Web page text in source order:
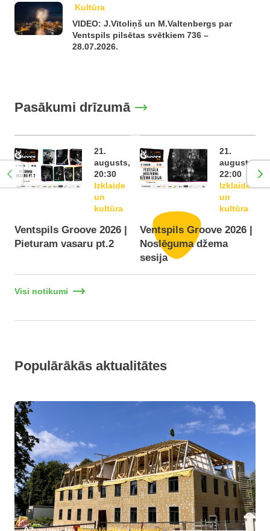
Kultūra
VIDEO: J.Vītoliņš un M.Valtenbergs par
Ventspils pilsētas svētkiem 736 –
28.07.2026.
Pasākumi drīzumā
21.
augusts,
20:30
Izklaide
un
kultūra
Ventspils Groove 2026 |
Pieturam vasaru pt.2
21.
augusts,
22:00
Izklaide
un
kultūra
Ventspils Groove 2026 |
Noslēguma džema
sesija
Visi notikumi
Populārākās aktualitātes